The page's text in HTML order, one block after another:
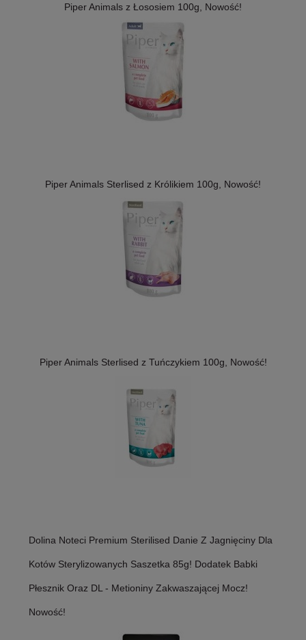
Piper Animals z Łososiem 100g, Nowość!
Piper Animals Sterlised z Królikiem 100g, Nowość!
Piper Animals Sterlised z Tuńczykiem 100g, Nowość!
Dolina Noteci Premium Sterilised Danie Z Jagnięciny Dla
Kotów Sterylizowanych Saszetka 85g! Dodatek Babki
Płesznik Oraz DL - Metioniny Zakwaszającej Mocz!
Nowość!